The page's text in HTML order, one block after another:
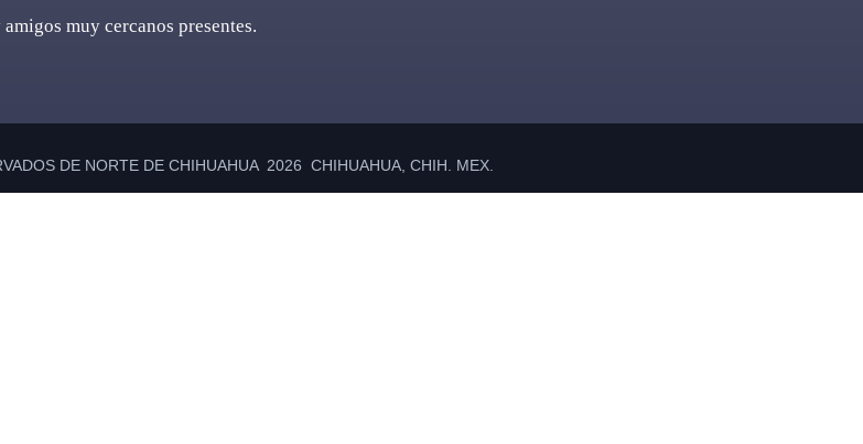
muy cercanos presentes.
DE NORTE DE CHIHUAHUA 2026 CHIHUAHUA, CHIH. MEX.